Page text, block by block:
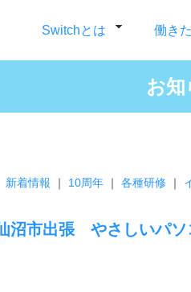
Switchとは 働き
お知
新着情報 ｜ 10周年 ｜ 各種研修 ｜
沼市出張 やさしいパ